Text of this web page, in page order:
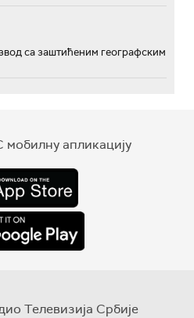
са заштићеним географским
апликацију
Телевизија Србије